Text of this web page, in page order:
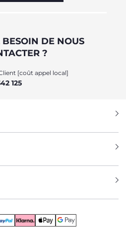
DE NOUS
?
[coût appel local]
125